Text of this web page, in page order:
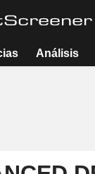
Análisis